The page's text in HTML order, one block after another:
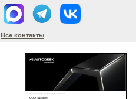
Все контакты